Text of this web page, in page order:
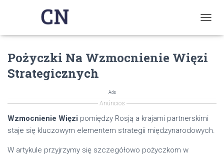
O
G
L
G
A
Pożyczki Na Wzmocnienie Więzi
Strategicznych
Ads
Anúncios
Wzmocnienie Więzi pomiędzy Rosją a krajami partnerskimi
staje się kluczowym elementem strategii międzynarodowych.
W artykule przyjrzymy się szczegółowo pożyczkom w